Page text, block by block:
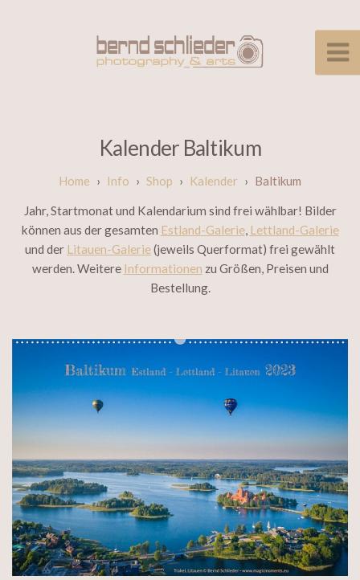
Kalender Baltikum
Info Shop Kalender Baltikum
Jahr, Startmonat und Kalendarium sind frei wählbar! Bilder
können aus der gesamten Estland-Galerie, Lettland-Galerie
und der Litauen-Galerie(jeweils Querformat) frei gewählt
werden. Weitere Informationen zu Größen, Preisen und
Bestellung.